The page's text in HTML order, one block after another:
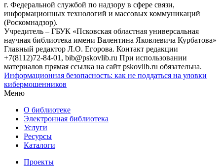
г. Федеральной службой по надзору в сфере связи,
информационных технологий и массовых коммуникаций
(Роскомнадзор).
Учредитель – ГБУК «Псковская областная универсальная
научная библиотека имени Валентина Яковлевича Курбатова»
Главный редактор Л.О. Егорова. Контакт редакции
+7(8112)72-84-01, bib@pskovlib.ru При использовании
материалов прямая ссылка на сайт pskovlib.ru обязательна.
Информационная безопасность: как не поддаться на уловки
кибермошенников
Меню
О библиотеке
Электронная библиотека
Услуги
Ресурсы
Каталоги
Проекты